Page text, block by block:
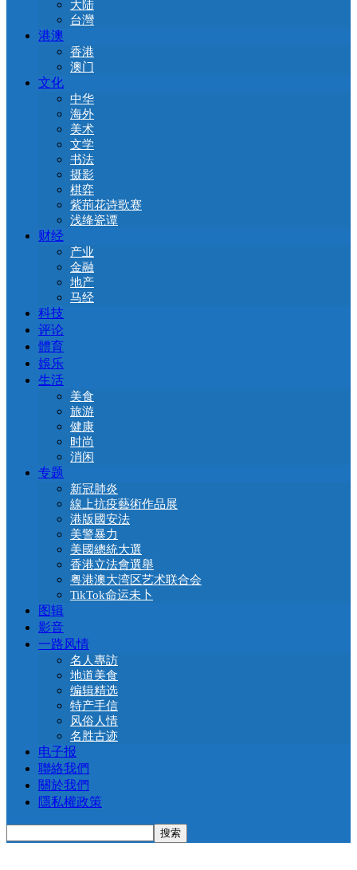
大陆
台灣
港澳
香港
澳门
文化
中华
海外
美术
文学
书法
摄影
棋弈
紫荊花诗歌赛
浅绛瓷谭
财经
产业
金融
地产
马经
科技
评论
體育
娛乐
生活
美食
旅游
健康
时尚
消闲
专题
新冠肺炎
線上抗疫藝術作品展
港版國安法
美警暴力
美國總統大選
香港立法會選舉
粤港澳大湾区艺术联合会
TikTok命运未卜
图辑
影音
一路风情
名人專訪
地道美食
编辑精选
特产手信
风俗人情
名胜古迹
电子报
聯絡我們
關於我們
隱私權政策